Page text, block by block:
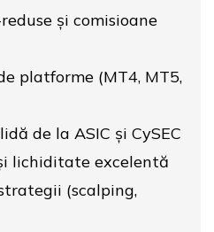
și comisioane
platforme (MT4, MT5,
de la ASIC și CySEC
lichiditate excelentă
(scalping,